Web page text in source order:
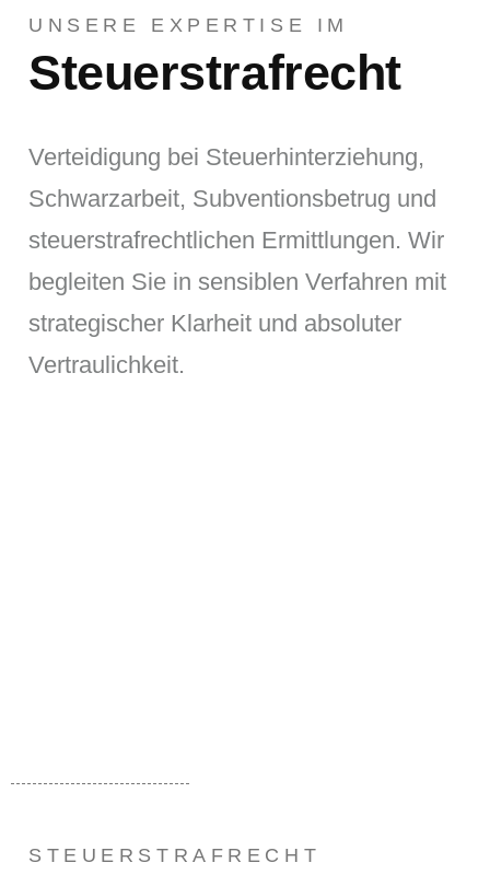
UNSERE EXPERTISE IM
Steuerstrafrecht
Verteidigung bei Steuerhinterziehung,
Schwarzarbeit, Subventionsbetrug und
steuerstrafrechtlichen Ermittlungen. Wir
begleiten Sie in sensiblen Verfahren mit
strategischer Klarheit und absoluter
Vertraulichkeit.
STEUERSTRAFRECHT